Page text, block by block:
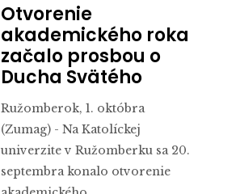
Otvorenie
akademického roka
začalo prosbou o
Ducha Svätého
Ružomberok, 1. októbra
(Zumag) - Na Katolíckej
univerzite v Ružomberku sa 20.
septembra konalo otvorenie